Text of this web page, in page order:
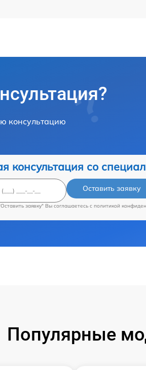
консультацию
консультация со
Оставить заявку
заявку" Вы соглашаетесь c политикой
Популярные